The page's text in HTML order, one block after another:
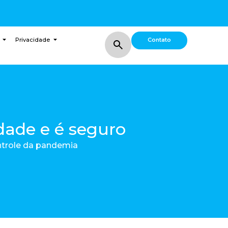
Privacidade Contato
e é seguro
da pandemia